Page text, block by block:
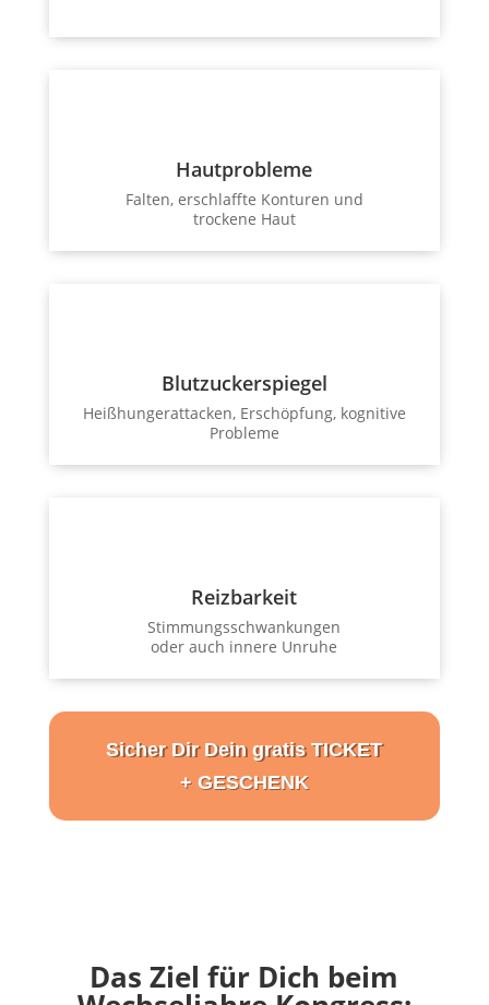
Hautprobleme
Falten, erschlaffte Konturen und
trockene Haut
Blutzuckerspiegel
Heißhungerattacken, Erschöpfung, kognitive
Probleme
Reizbarkeit
Stimmungsschwankungen
oder auch innere Unruhe
Sicher Dir Dein gratis TICKET
+ GESCHENK
Das Ziel für Dich beim